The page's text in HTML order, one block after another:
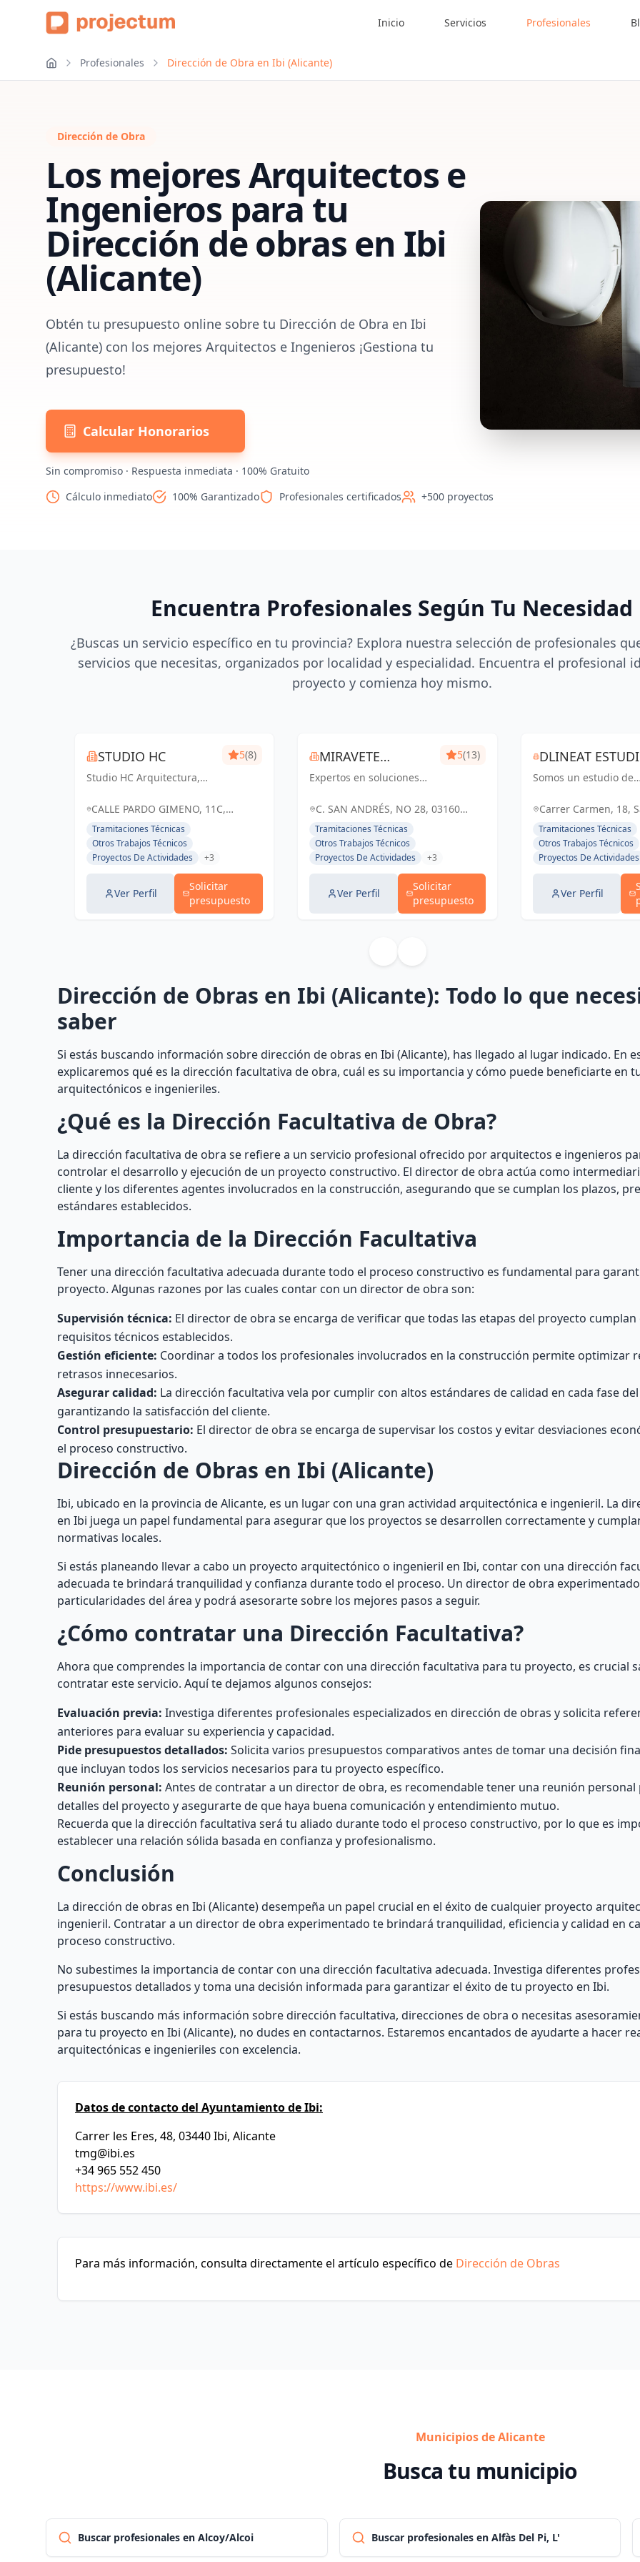
Inicio Servicios Profesionales
Profesionales Dirección de Obra en Ibi (Alicante)
Dirección de Obra
Los mejores Arquitectos e
Ingenieros para tu
Dirección de obras en Ibi
(Alicante)
Obtén tu presupuesto online sobre tu Dirección de Obra en Ibi
(Alicante) con los mejores Arquitectos e Ingenieros ¡Gestiona tu
presupuesto!
Calcular Honorarios
Sin compromiso · Respuesta inmediata · 100% Gratuito
Cálculo inmediato
100% Garantizado Profesionales certificados +500 proyectos
Encuentra Profesionales Según Tu Necesidad
¿Buscas un servicio específico en tu provincia? Explora nuestra selección de profesionales
servicios que necesitas, organizados por localidad y especialidad. Encuentra el profesional
proyecto y comienza hoy mismo.
STUDIO HC
Studio HC Arquitectura,
dinamismo
5(8)
CALLE PARDO GIMENO, 11C,
ALICANTE (ALACANT), ESPAÑA,
España
Tramitaciones Técnicas
Otros Trabajos Técnicos
Proyectos De Actividades
+3
Ver Perfil
Solicitar
presupuesto
MIRAVETE
INGENIEROS
Expertos en soluciones
empresariales, con más
experiencia, nos
especializamos en
gestionar todas las
necesarias...
5(13)
C. SAN ANDRÉS, NO 28, 03160
ALMORADÍ, ESPAÑA, España
Tramitaciones Técnicas
Otros Trabajos Técnicos
Proyectos De Actividades
+3
Ver Perfil
Solicitar
presupuesto
DLINEAT
DE
Somos un estudio de
d'Alacant, ofrecemos
selección del inmueble
hasta la finalización de
obra, incluyendo
asesoramiento, r...
Carrer Carmen, 18,
d'Alacant, España,
Tramitaciones Técnicas
Otros Trabajos Técnicos
Proyectos De Actividades
Ver Perfil
Dirección de Obras en Ibi (Alicante): Todo lo que
saber
Si estás buscando información sobre dirección de obras en Ibi (Alicante), has llegado al lugar indicado. En
explicaremos qué es la dirección facultativa de obra, cuál es su importancia y cómo puede beneficiarte en
arquitectónicos e ingenieriles.
¿Qué es la Dirección Facultativa de Obra?
La dirección facultativa de obra se refiere a un servicio profesional ofrecido por arquitectos e ingenieros
controlar el desarrollo y ejecución de un proyecto constructivo. El director de obra actúa como
cliente y los diferentes agentes involucrados en la construcción, asegurando que se cumplan los plazos,
estándares establecidos.
Importancia de la Dirección Facultativa
Tener una dirección facultativa adecuada durante todo el proceso constructivo es fundamental para
proyecto. Algunas razones por las cuales contar con un director de obra son:
Supervisión técnica: El director de obra se encarga de verificar que todas las etapas del proyecto cumplan
requisitos técnicos establecidos.
Gestión eficiente: Coordinar a todos los profesionales involucrados en la construcción permite optimizar
retrasos innecesarios.
Asegurar calidad: La dirección facultativa vela por cumplir con altos estándares de calidad en cada fase
garantizando la satisfacción del cliente.
Control presupuestario: El director de obra se encarga de supervisar los costos y evitar desviaciones
el proceso constructivo.
Dirección de Obras en Ibi (Alicante)
Ibi, ubicado en la provincia de Alicante, es un lugar con una gran actividad arquitectónica e ingenieril. La
en Ibi juega un papel fundamental para asegurar que los proyectos se desarrollen correctamente y
normativas locales.
Si estás planeando llevar a cabo un proyecto arquitectónico o ingenieril en Ibi, contar con una dirección
adecuada te brindará tranquilidad y confianza durante todo el proceso. Un director de obra
particularidades del área y podrá asesorarte sobre los mejores pasos a seguir.
¿Cómo contratar una Dirección Facultativa?
Ahora que comprendes la importancia de contar con una dirección facultativa para tu proyecto, es crucial
contratar este servicio. Aquí te dejamos algunos consejos:
Evaluación previa: Investiga diferentes profesionales especializados en dirección de obras y solicita
anteriores para evaluar su experiencia y capacidad.
Pide presupuestos detallados: Solicita varios presupuestos comparativos antes de tomar una decisión
que incluyan todos los servicios necesarios para tu proyecto específico.
Reunión personal: Antes de contratar a un director de obra, es recomendable tener una reunión personal
detalles del proyecto y asegurarte de que haya buena comunicación y entendimiento mutuo.
Recuerda que la dirección facultativa será tu aliado durante todo el proceso constructivo, por lo que es
establecer una relación sólida basada en confianza y profesionalismo.
Conclusión
La dirección de obras en Ibi (Alicante) desempeña un papel crucial en el éxito de cualquier proyecto
ingenieril. Contratar a un director de obra experimentado te brindará tranquilidad, eficiencia y calidad en
proceso constructivo.
No subestimes la importancia de contar con una dirección facultativa adecuada. Investiga diferentes
presupuestos detallados y toma una decisión informada para garantizar el éxito de tu proyecto en Ibi.
Si estás buscando más información sobre dirección facultativa, direcciones de obra o necesitas
para tu proyecto en Ibi (Alicante), no dudes en contactarnos. Estaremos encantados de ayudarte a hacer
arquitectónicas e ingenieriles con excelencia.
Datos de contacto del Ayuntamiento de Ibi:
Carrer les Eres, 48, 03440 Ibi, Alicante
tmg@ibi.es
+34 965 552 450
https://www.ibi.es/
Para más información, consulta directamente el artículo específico de Dirección de Obras
Municipios de Alicante
Busca tu municipio
Buscar profesionales en Alcoy/Alcoi Buscar profesionales en Alfàs Del Pi, L'